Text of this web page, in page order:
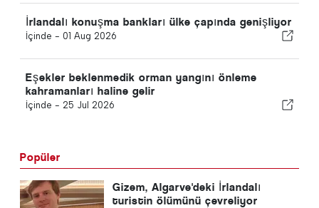
İrlandalı konuşma bankları ülke çapında genişliyor
İçinde - 01 Aug 2026
Eşekler beklenmedik orman yangını önleme
kahramanları haline gelir
İçinde - 25 Jul 2026
Popüler
Gizem, Algarve'deki İrlandalı
turistin ölümünü çevreliyor